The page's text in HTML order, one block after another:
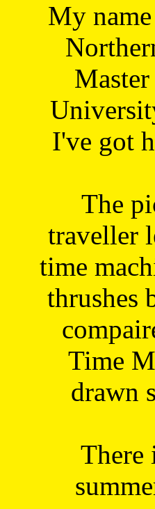
My
I've got
The
traveller
time
thrushes
Time
drawn
There